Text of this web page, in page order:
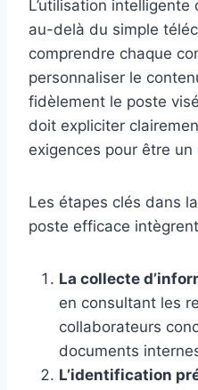
L’utilisation intelligente
au-delà du simple
comprendre chaque
personnaliser le
fidèlement le poste
doit expliciter
exigences pour être
Les étapes clés dans
poste efficace
La collecte
en consultant les
collaborateurs
documents
L’identification